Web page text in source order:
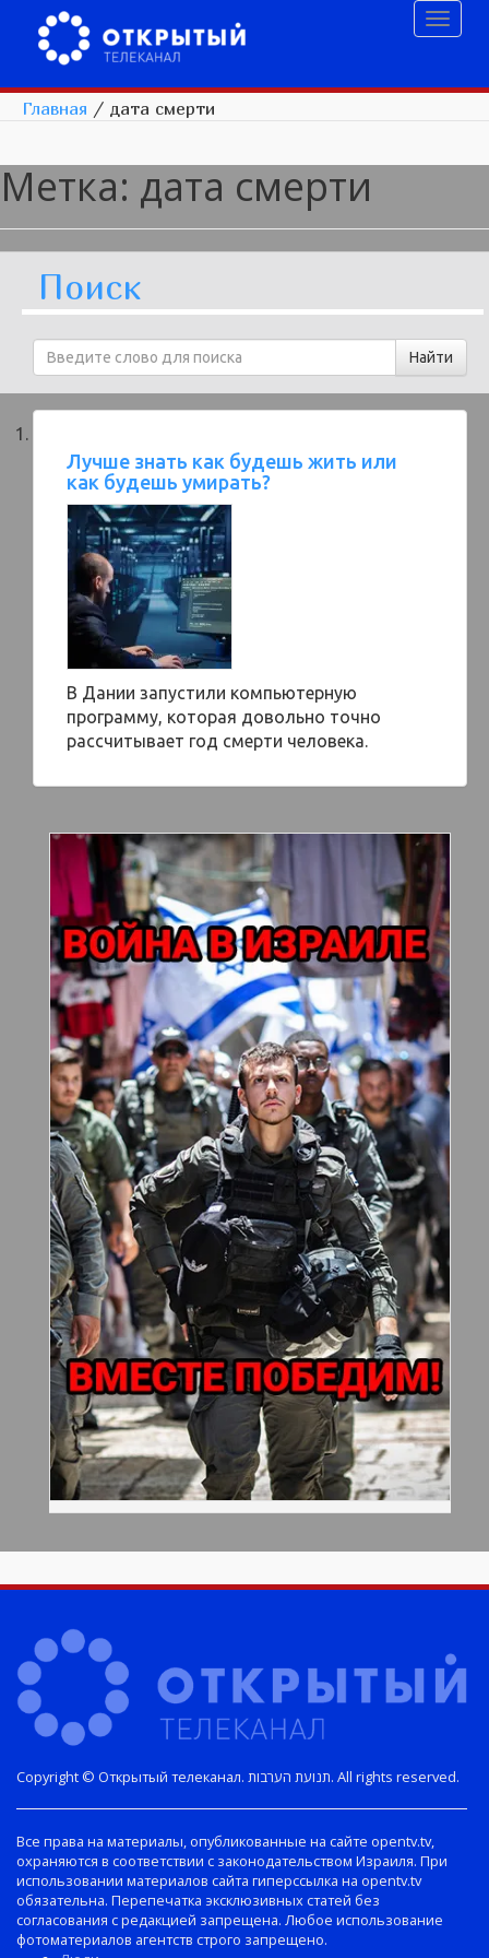
Главная / дата смерти
Метка: дата смерти
Поиск
Лучше знать как будешь жить или
как будешь умирать?
В Дании запустили компьютерную
программу, которая довольно точно
рассчитывает год смерти человека.
Copyright © Открытый телеканал. תנועת הערבות. All rights reserved.
Все права на материалы, опубликованные на сайте opentv.tv,
охраняются в соответствии с законодательством Израиля. При
использовании материалов сайта гиперссылка на opentv.tv
обязательна. Перепечатка эксклюзивных статей без
согласования с редакцией запрещена. Любое использование
фотоматериалов агентств строго запрещено.